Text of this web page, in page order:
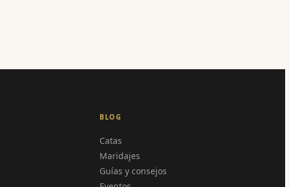
BLOG
Catas
Maridajes
Guías y consejos